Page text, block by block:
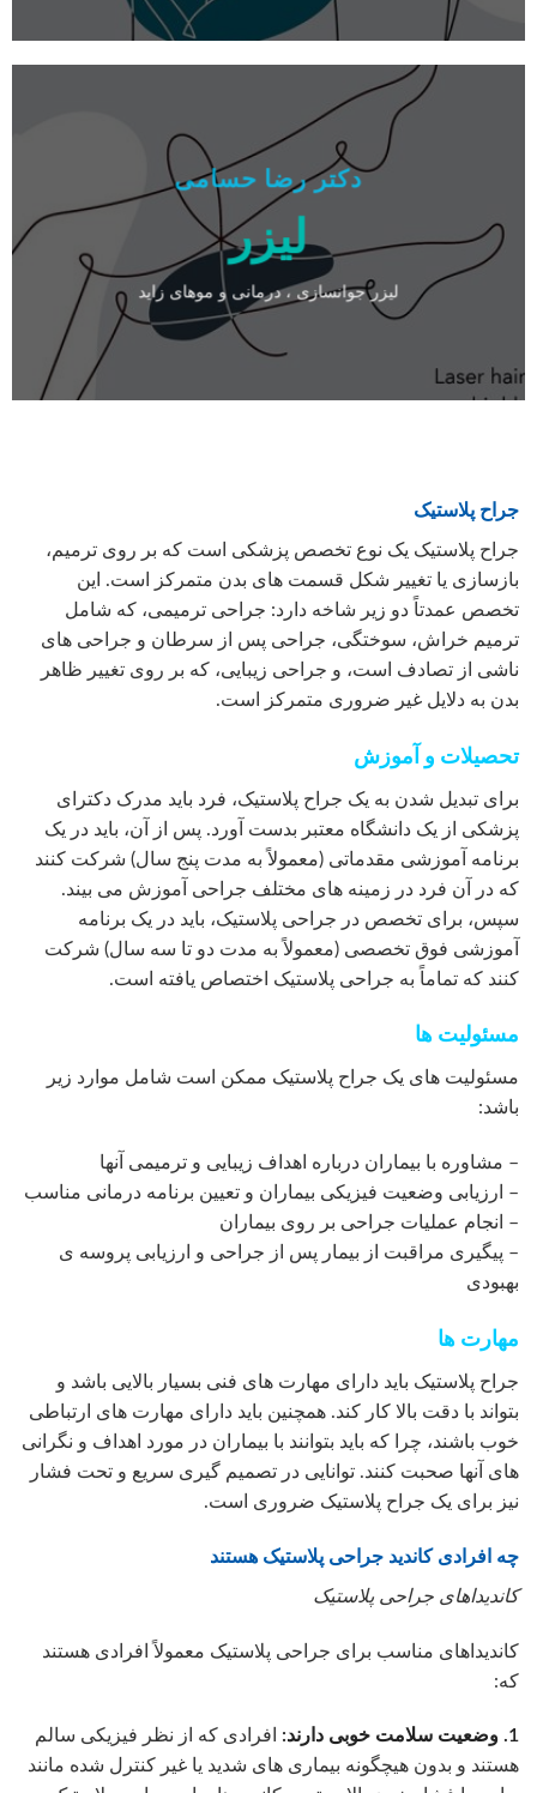
دکتر رضا حسامی
لیزر
لیزر جوانسازی ، درمانی و موهای زاید
جراح پلاستیک
جراح پلاستیک یک نوع تخصص پزشکی است که بر روی ترمیم،
بازسازی یا تغییر شکل قسمت های بدن متمرکز است. این
تخصص عمدتاً دو زیر شاخه دارد: جراحی ترمیمی، که شامل
ترمیم خراش، سوختگی، جراحی پس از سرطان و جراحی های
ناشی از تصادف است، و جراحی زیبایی، که بر روی تغییر ظاهر
بدن به دلایل غیر ضروری متمرکز است.
تحصیلات و آموزش
برای تبدیل شدن به یک جراح پلاستیک، فرد باید مدرک دکترای
پزشکی از یک دانشگاه معتبر بدست آورد. پس از آن، باید در یک
برنامه آموزشی مقدماتی (معمولاً به مدت پنج سال) شرکت کنند
که در آن فرد در زمینه های مختلف جراحی آموزش می بیند.
سپس، برای تخصص در جراحی پلاستیک، باید در یک برنامه
آموزشی فوق تخصصی (معمولاً به مدت دو تا سه سال) شرکت
کنند که تماماً به جراحی پلاستیک اختصاص یافته است.
مسئولیت ها
مسئولیت های یک جراح پلاستیک ممکن است شامل موارد زیر
باشد:
– مشاوره با بیماران درباره اهداف زیبایی و ترمیمی آنها
– ارزیابی وضعیت فیزیکی بیماران و تعیین برنامه درمانی مناسب
– انجام عملیات جراحی بر روی بیماران
– پیگیری مراقبت از بیمار پس از جراحی و ارزیابی پروسه ی
بهبودی
مهارت ها
جراح پلاستیک باید دارای مهارت های فنی بسیار بالایی باشد و
بتواند با دقت بالا کار کند. همچنین باید دارای مهارت های ارتباطی
خوب باشند، چرا که باید بتوانند با بیماران در مورد اهداف و نگرانی
های آنها صحبت کنند. توانایی در تصمیم گیری سریع و تحت فشار
نیز برای یک جراح پلاستیک ضروری است.
چه افرادی کاندید جراحی پلاستیک هستند
کاندیداهای جراحی پلاستیک
کاندیداهای مناسب برای جراحی پلاستیک معمولاً افرادی هستند
که:
1. وضعیت سلامت خوبی دارند:
افرادی که از نظر فیزیکی سالم
هستند و بدون هیچگونه بیماری های شدید یا غیر کنترل شده مانند